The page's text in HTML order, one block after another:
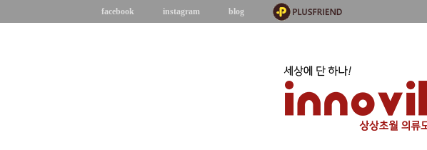
facebook instagram blog